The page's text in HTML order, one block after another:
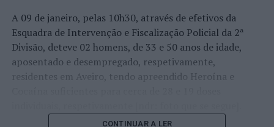
A 09 de janeiro, pelas 10h30, através de efetivos da
Esquadra de Intervenção e Fiscalização Policial da 2ª
Divisão, deteve 02 homens, de 33 e 50 anos de idade,
aposentado e desempregado, respetivamente,
residentes em Aveiro, tendo apreendido Heroína e
CONTINUAR A LER